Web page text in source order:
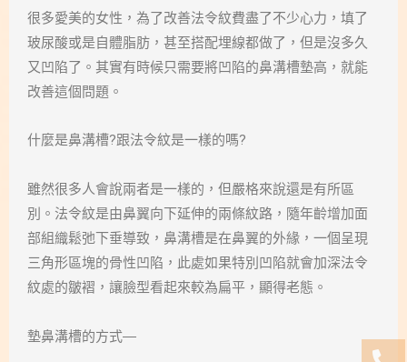
很多愛美的女性，為了改善法令紋費盡了不少心力，填了
玻尿酸或是自體脂肪，甚至搭配埋線都做了，但是沒多久
又凹陷了。其實有時候只需要將凹陷的鼻溝槽墊高，就能
改善這個問題。
什麼是鼻溝槽?跟法令紋是一樣的嗎?
雖然很多人會說兩者是一樣的，但嚴格來說還是有所區
別。法令紋是由鼻翼向下延伸的兩條紋路，隨年齡增加面
部組織鬆弛下垂導致，鼻溝槽是在鼻翼的外緣，一個呈現
三角形區塊的骨性凹陷，此處如果特別凹陷就會加深法令
紋處的皺褶，讓臉型看起來較為扁平，顯得老態。
墊鼻溝槽的方式—